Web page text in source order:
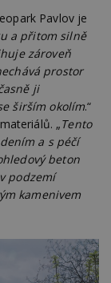
Pavlov je
a přitom silně
zároveň
prostor
ji
širším okolím.“
„Tento
a s péčí
beton
podzemí
kamenivem